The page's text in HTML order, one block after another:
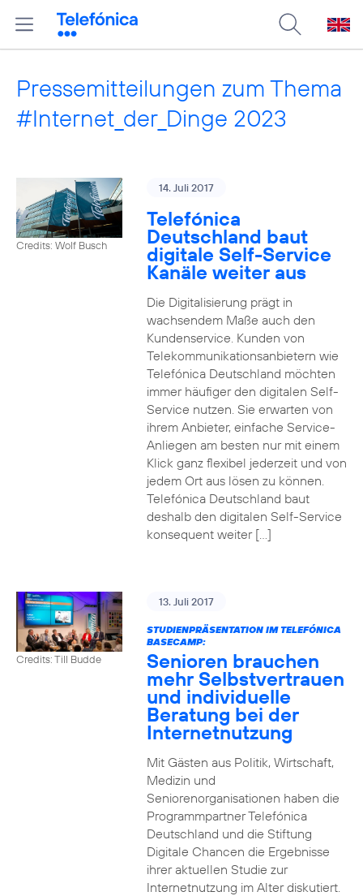
Pressemitteilungen zum Thema
#Internet_der_Dinge 2023
Credits: Wolf Busch
14. Juli 2017
Telefónica
Deutschland baut
digitale Self-Service
Kanäle weiter aus
Die Digitalisierung prägt in
wachsendem Maße auch den
Kundenservice. Kunden von
Telekommunikationsanbietern wie
Telefónica Deutschland möchten
immer häufiger den digitalen Self-
Service nutzen. Sie erwarten von
ihrem Anbieter, einfache Service-
Anliegen am besten nur mit einem
Klick ganz flexibel jederzeit und von
jedem Ort aus lösen zu können.
Telefónica Deutschland baut
deshalb den digitalen Self-Service
konsequent weiter […]
Credits: Till Budde
13. Juli 2017
STUDIENPRÄSENTATION IM TELEFÓNICA
BASECAMP:
Senioren brauchen
mehr Selbstvertrauen
und individuelle
Beratung bei der
Internetnutzung
Mit Gästen aus Politik, Wirtschaft,
Medizin und
Seniorenorganisationen haben die
Programmpartner Telefónica
Deutschland und die Stiftung
Digitale Chancen die Ergebnisse
ihrer aktuellen Studie zur
Internetnutzung im Alter diskutiert.